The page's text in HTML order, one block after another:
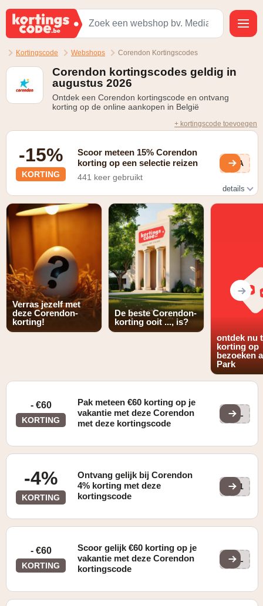
Kortingscode Webshops Corendon Kortingscodes
Corendon kortingscodes geldig in
augustus 2026
Ontdek een Corendon kortingscode en ontvang
korting op de online aankopen in België
+ kortingscode toevoegen
-15%
KORTING
Scoor meteen 15% Corendon
korting op een selectie reizen
441 keer gebruikt
uXA
details
Scoor tot -15% en meer op een selectie reizen via de last
minute pagina op
https://www.corendon.be/vakanties/lastminutes
Verras jezelf met
deze Corendon-
korting!
De beste Corendon-
korting ooit ..., is?
ontdek nu
korting op
bezoeken
Park
- €60
KORTING
Pak meteen €60 korting op je
vakantie met deze Corendon
met deze kortingscode
NPL
-4%
KORTING
Ontvang gelijk bij Corendon
4% korting met deze
kortingscode
CB1
- €60
KORTING
Scoor gelijk €60 korting op je
vakantie met deze Corendon
kortingscode
NPL